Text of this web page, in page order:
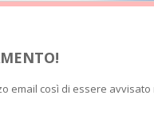
email così di essere